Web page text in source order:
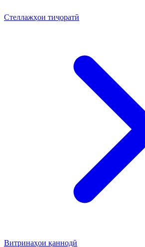
Стеллажҳои тиҷоратӣ
Витринаҳои қаннодӣ